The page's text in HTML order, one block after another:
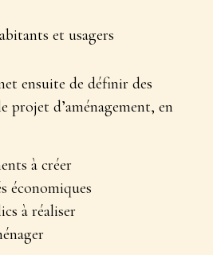
et usagers
ensuite de définir des
projet d’aménagement, en
à créer
économiques
à réaliser